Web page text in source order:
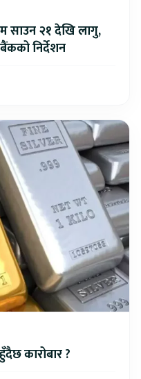
साउन २१ देखि लागु,
निर्देशन
कारोबार ?